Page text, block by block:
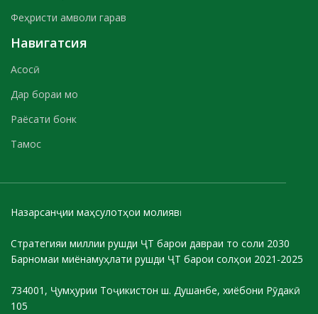
Феҳристи амволи гарав
Навигатсия
Асосӣ
Дар бораи мо
Раёсати бонк
Тамос
Назарсанҷии маҳсулотҳои молиявӣ
Стратегияи миллии рушди ҶТ барои давраи то соли 2030
Барномаи миёнамуҳлати рушди ҶТ барои солҳои 2021-2025
734001, Ҷумҳурии Тоҷикистон ш. Душанбе, хиёбони Рӯдакӣ
105